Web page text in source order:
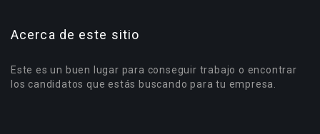
Acerca de este sitio
Este es un buen lugar para conseguir trabajo o encontrar
los candidatos que estás buscando para tu empresa.